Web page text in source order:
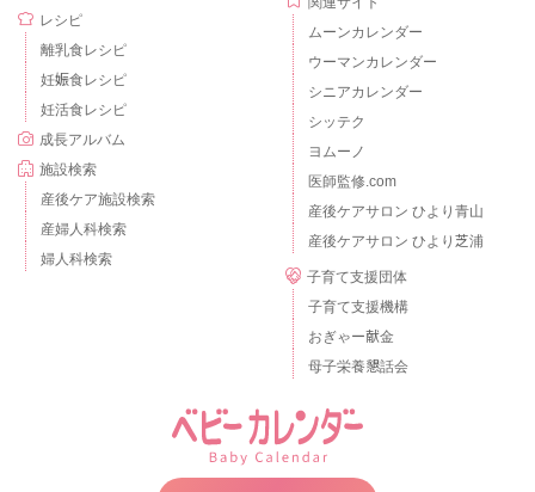
レシピ
離乳食レシピ
妊娠食レシピ
妊活食レシピ
成長アルバム
施設検索
産後ケア施設検索
産婦人科検索
婦人科検索
ムーンカレンダー
ウーマンカレンダー
シニアカレンダー
シッテク
ヨムーノ
医師監修.com
産後ケアサロン ひより青山
産後ケアサロン ひより芝浦
子育て支援団体
子育て支援機構
おぎゃー献金
母子栄養懇話会